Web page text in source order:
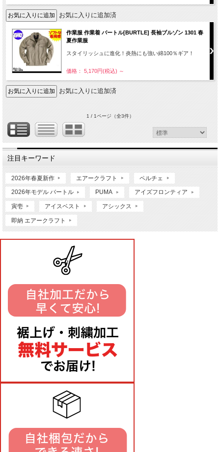
お気に入りに追加済
作業服 作業着 バートル[BURTLE] 長袖ブルゾン 1301 春
夏作業服
スタイリッシュに進化！炎熱にも強い綿100％ギア！
価格： 5,170円(税込) ～
お気に入りに追加済
1 / 1ページ（全3件）
注目キーワード
2026年春夏新作 エアークラフト ペルチェ
2026年モデル バートル PUMA アイズフロンティア
寅壱 アイスベスト アシックス
即納 エアークラフト